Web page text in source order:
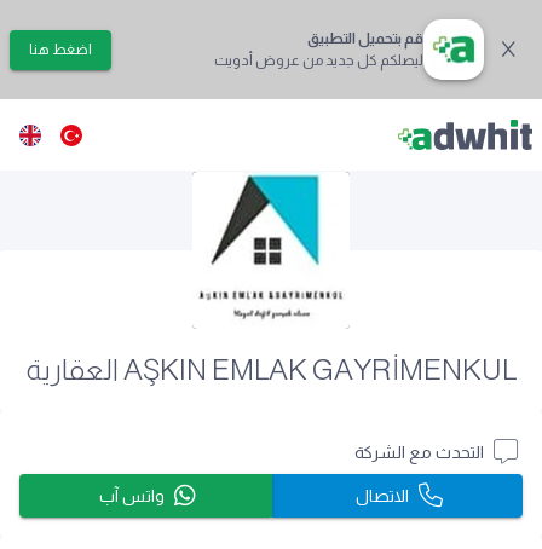
قم بتحميل التطبيق
ليصلكم كل جديد من عروض أدويت
اضغط هنا
AŞKIN EMLAK GAYRİMENKUL العقارية
التحدث مع الشركة
الاتصال واتس آب